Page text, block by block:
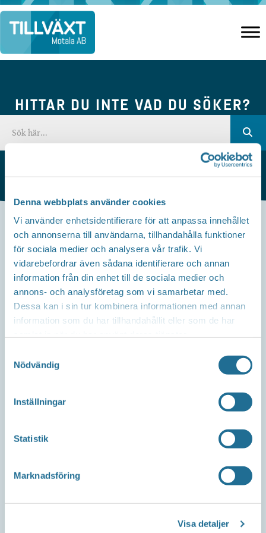
Denna webbplats använder cookies
Vi använder enhetsidentifierare för att anpassa innehållet
och annonserna till användarna, tillhandahålla funktioner
för sociala medier och analysera vår trafik. Vi
vidarebefordrar även sådana identifierare och annan
information från din enhet till de sociala medier och
annons- och analysföretag som vi samarbetar med.
Dessa kan i sin tur kombinera informationen med annan
information som du har tillhandahållit eller som de har
Nödvändig
Inställningar
Statistik
Marknadsföring
Visa detaljer
Hoppa
till
innehåll
HITTAR DU INTE VAD DU SÖKER?
Kontakta oss
Besöksadress
Repslagaregatan 13C
591 30 Motala